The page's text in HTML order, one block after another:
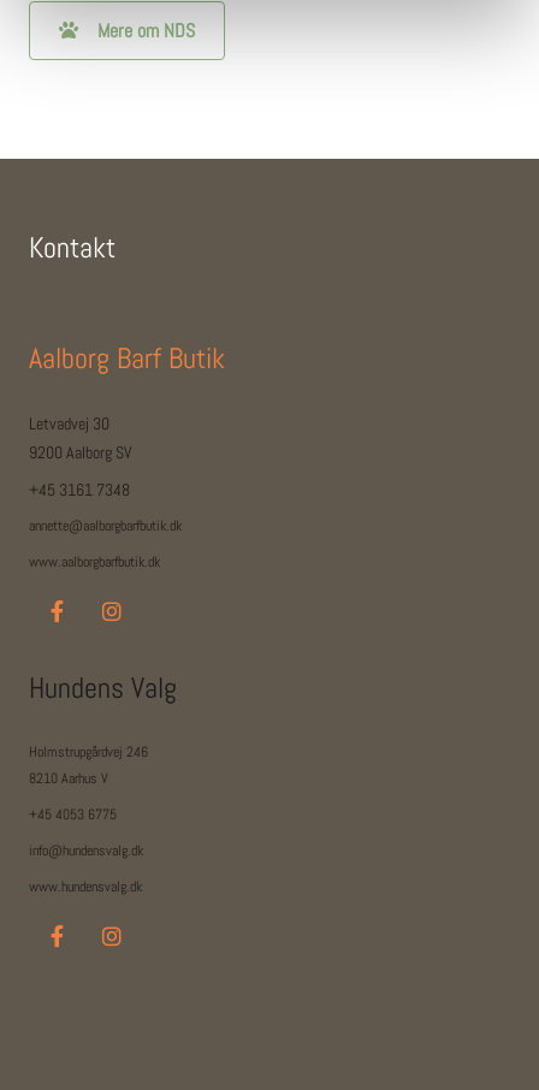
Mere om NDS
Kontakt
Aalborg Barf Butik
Letvadvej 30
9200 Aalborg SV
+45 3161 7348
annette@aalborgbarfbutik.dk
www.aalborgbarfbutik.dk
Hundens Valg
Holmstrupgårdvej 246
8210 Aarhus V
+45 4053 6775
info@hundensvalg.dk
www.hundensvalg.dk